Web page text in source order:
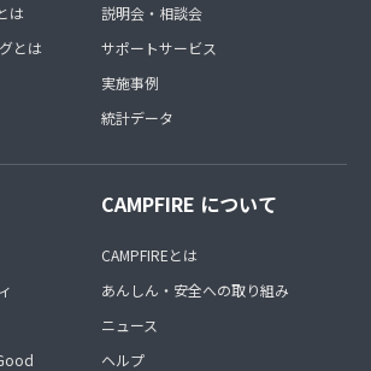
は
とは
説明会・相談会
サポートサービス
実施事例
統計データ
CAMPFIRE について
CAMPFIREとは
あんしん・安全への取り組み
ニュース
ヘルプ